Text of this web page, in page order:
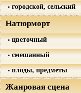
городской, сельский
Натюрморт
цветочный
смешанный
плоды, предметы
Жанровая сцена